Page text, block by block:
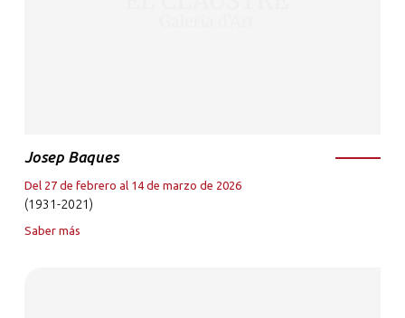
Josep Baques
Del 27 de febrero al 14 de marzo de 2026
(1931-2021)
Saber más